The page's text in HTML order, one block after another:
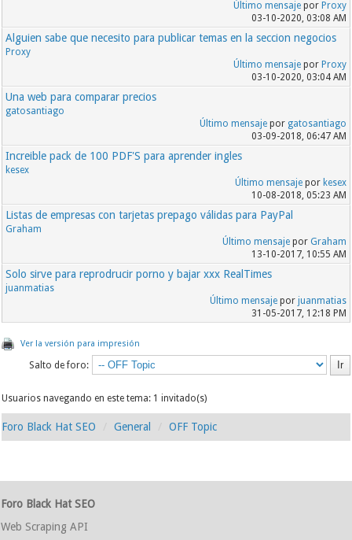
Último mensajepor Proxy
03-10-2020, 03:08 AM
Alguien sabe que necesito para publicar temas en la seccion negocios
Proxy
Último mensajepor Proxy
03-10-2020, 03:04 AM
Una web para comparar precios
gatosantiago
Último mensajepor gatosantiago
03-09-2018, 06:47 AM
Increible pack de 100 PDF'S para aprender ingles
kesex
Último mensajepor kesex
10-08-2018, 05:23 AM
Listas de empresas con tarjetas prepago válidas para PayPal
Graham
Último mensajepor Graham
13-10-2017, 10:55 AM
Solo sirve para reprodrucir porno y bajar xxx RealTimes
juanmatias
Último mensajepor juanmatias
31-05-2017, 12:18 PM
Ver la versión para impresión
Salto de foro:
Usuarios navegando en este tema: 1 invitado(s)
Foro Black Hat SEO General OFF Topic
Foro Black Hat SEO
Web Scraping API